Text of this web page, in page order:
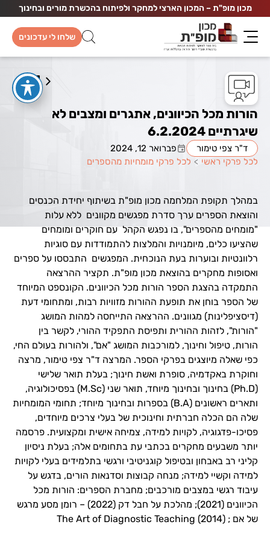
מכון מופ"ת – המכון הארצי למחקר ולפיתוח בהכשרת מורים ובחינוך
שלחו לי עדכונים
הורות מכל הכיוונים, אתגרים ומצבים לא
שיגרתיים 6.2.2024
ד"ר צפי טימור
פברואר 12, 2024
לכל פרקי ראשי > לכל פרקי מומחיות מהספרים
במהלך תקופת המלחמה מכון מופ"ת בשיתוף יחידת הכנסים
והוצאת הספרים ערך סדרת מפגשים מקוונים ללא עלות
"מומחים מהספרים", בו נפגש הקהל עם חוקרים ומומחים
שהציעו כלים, מיומנויות והמלצות להתמודדות עם סוגיות
רלוונטיות ובוערות בעת הנוכחית. המפגשים התבססו על ספרים
ואסופות מחקרים בהוצאת מכון מופ"ת. תקציר ההרצאה
התמקדה בהצגת הספר הורות מכל הכיוונים. הקונספט המיוחד
של הספר בוחן את תופעת ההורות מזוויות רבות, ומתחומי דעת
(דיסציפלינות) מגוונים. ההרצאה התייחסה למהות המושג
"הורות", לזהות ההורית ותפיסת התפקיד ההורי, לקשר בין
הורות, טיפול וחינוך, למורכבות המושג "אם", ולהורות בעולם החי,
כפי שאלה מיוצגים בפרקי הספר. המרצה ד"ר צפי טימור, מרצה
וחוקרת באקדמיה, סופרת ואשת חינוך; בעלת תואר שלישי
(Ph.D) בחינוך ובחינוך מיוחד, תואר שני (M.Sc) בפסיכולוגיה,
ותארים ראשונים (B.A) בספרות ובחינוך מיוחד; תחומי המומחיות
שלה הם הכלה חברתית וחינוכית של בעלי צרכים מיוחדים,
פסיכו-פדגוגיה, לקויות למידה, צמיחה אישית ומקצועית. פרסמה
יותר משבעים מחקרים בכתבי עת בתחומים אלה; בעלת ניסיון
קליני רב באבחון ובטיפול קוגניטיבי ורגשי בתלמידים בעלי לקויות
למידה וקשיי למידה; מנחה קבוצות וסדנאות הורים, בדגש על
עיבוד רגשי במצבים מורכבים; מחברת הספרים: הורות מכל
הכיוונים (2021); מהלכת על חבל דק (2022) – רומן מסע מרגש
של אם ; The Art of Diagnostic Teaching (2014)